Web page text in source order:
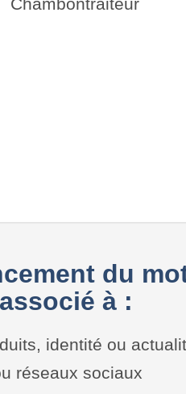
Chambontraiteur
du
à :
identité ou
réseaux sociaux